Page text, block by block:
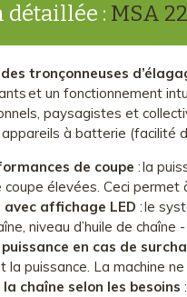
: MSA
tronçonneuses
et un fonctionnement
paysagistes et
à batterie (facilité
de coupe : la
élevées. Ceci permet
affichage LED : le
niveau d’huile de chaîne
en cas de
la puissance. La machine
chaîne selon les besoins